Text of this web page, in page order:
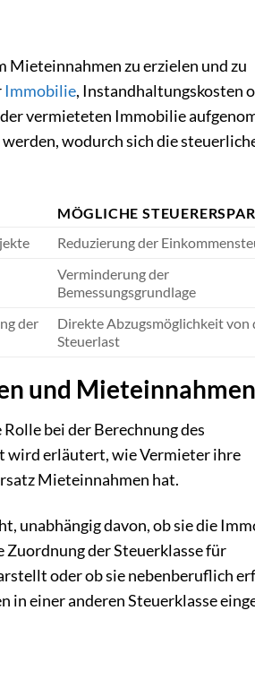
Mieteinnahmen zu erzielen und zu
Immobilie, Instandhaltungskosten
vermieteten Immobilie
wodurch sich die
MÖGLICHE
Reduzierung der
Verminderung der
Bemessungsgrundlage
der
Direkte Abzugsmöglichkeit von
Steuerlast
und Mieteinnahmen
bei der Berechnung des
wird erläutert, wie Vermieter ihre
Mieteinnahmen hat.
unabhängig davon, ob sie die
Zuordnung der Steuerklasse für
oder ob sie nebenberuflich
in einer anderen Steuerklasse